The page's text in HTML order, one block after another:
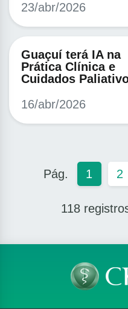
23/abr/2026
Guaçuí terá IA na
Prática Clínica e
Cuidados
16/abr/2026
1 2
118